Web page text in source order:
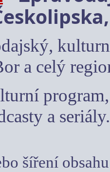
a celý
a seriály.
šíření